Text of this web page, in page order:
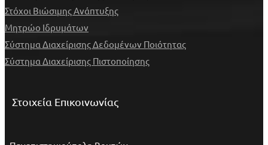
Στόχοι Βιώσιμης Ανάπτυξης
Μητρώο Ιδρυμάτων
Σύστημα Διαχείρισης Δεδομένων Ποιότητας
Σύστημα Διαχείρισης Πιστοποίησης
Στοιχεία Επικοινωνίας